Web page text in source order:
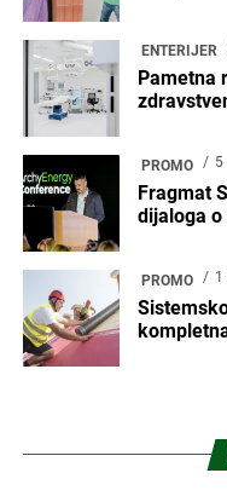
ENTERIJER
Pametna
PROMO 5
Fragmat
dijaloga
PROMO 1